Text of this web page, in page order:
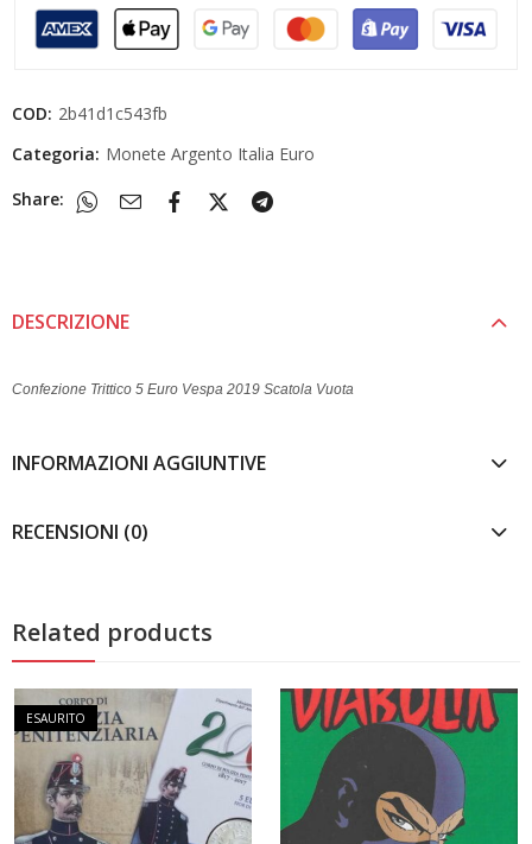
COD: 2b41d1c543fb
Categoria: Monete Argento Italia Euro
Share:
DESCRIZIONE
Confezione Trittico 5 Euro Vespa 2019 Scatola Vuota
INFORMAZIONI AGGIUNTIVE
RECENSIONI (0)
Related products
ESAURITO